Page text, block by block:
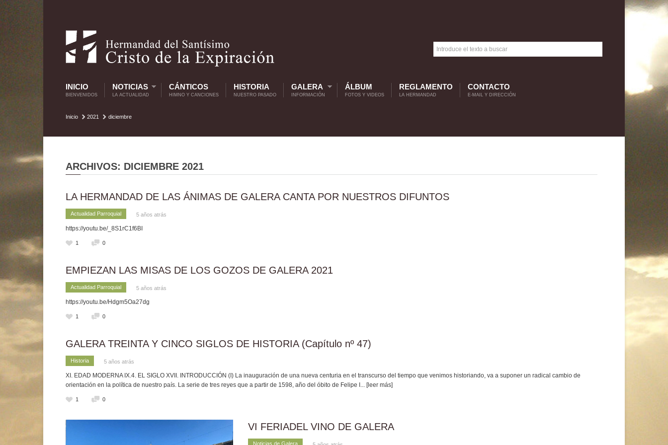
INICIO
BIENVENIDOS
NOTICIAS
LA ACTUALIDAD
CÁNTICOS
HIMNO Y CANCIONES
HISTORIA
NUESTRO PASADO
GALERA
INFORMACIÓN
ÁLBUM
FOTOS Y VIDEOS
REGLAMENTO
LA HERMANDAD
CONTACTO
E-MAIL Y DIRECCIÓN
Inicio 2021 diciembre
ARCHIVOS: DICIEMBRE 2021
LA HERMANDAD DE LAS ÁNIMAS DE GALERA CANTA POR NUESTROS DIFUNTOS
Actualidad Parroquial 5 años atrás
https://youtu.be/_8S1rC1f6BI
1 0
EMPIEZAN LAS MISAS DE LOS GOZOS DE GALERA 2021
Actualidad Parroquial 5 años atrás
https://youtu.be/Hdgm5Oa27dg
1 0
GALERA TREINTA Y CINCO SIGLOS DE HISTORIA (Capítulo nº 47)
Historia 5 años atrás
XI. EDAD MODERNA IX.4. EL SIGLO XVII. INTRODUCCIÓN (I) La inauguración de una nueva centuria en el transcurso del tiempo que venimos historiando, va a suponer un radical cambio de
orientación en la política de nuestro país. La serie de tres reyes que a partir de 1598, año del óbito de Felipe I ... [leer más]
1 0
VI FERIADEL VINO DE GALERA
Noticias de Galera